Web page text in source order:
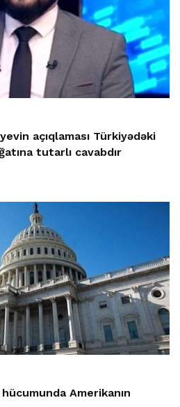
açıqlaması Türkiyədəki
tutarlı cavabdır
Amerikanın